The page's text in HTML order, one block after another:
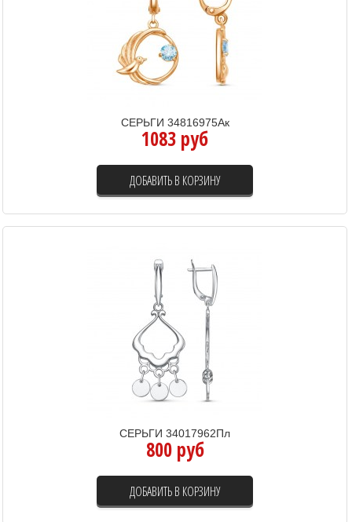
СЕРЬГИ 34816975Ак
1083 руб
ДОБАВИТЬ В КОРЗИНУ
СЕРЬГИ 34017962Пл
800 руб
ДОБАВИТЬ В КОРЗИНУ